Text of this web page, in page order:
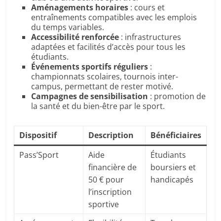
Aménagements horaires : cours et
entraînements compatibles avec les emplois
du temps variables.
Accessibilité renforcée : infrastructures
adaptées et facilités d’accès pour tous les
étudiants.
Événements sportifs réguliers :
championnats scolaires, tournois inter-
campus, permettant de rester motivé.
Campagnes de sensibilisation : promotion de
la santé et du bien-être par le sport.
Dispositif Description
Bénéficiaires
Pass’Sport
Aide
financière de
50 € pour
l’inscription
sportive
Étudiants
boursiers et
handicapés